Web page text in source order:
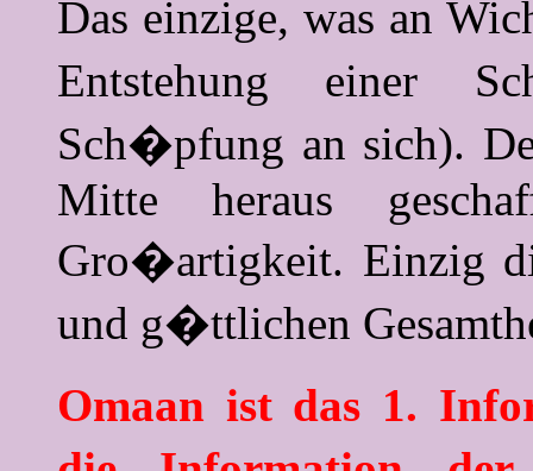
Das einzige, was an
Entstehung einer
Sch�pfung an sich).
Mitte heraus
Gro�artigkeit. Einzig
und g�ttlichen
Omaan ist das 1.